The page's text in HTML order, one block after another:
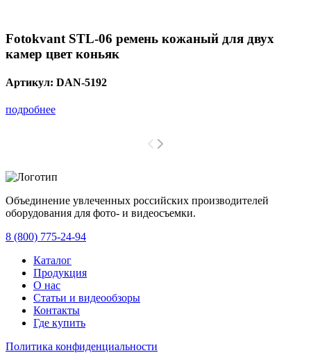
Fotokvant STL-06 ремень кожаный для двух
камер цвет коньяк
Артикул: DAN-5192
подробнее
Объединение увлеченных российских производителей
оборудования для фото- и видеосъемки.
8 (800) 775-24-94
Каталог
Продукция
О нас
Статьи и видеообзоры
Контакты
Где купить
Политика конфиденциальности